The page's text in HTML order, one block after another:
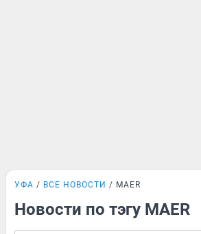
УФА ВСЕ НОВОСТИ MAER
Новости по тэгу MAER